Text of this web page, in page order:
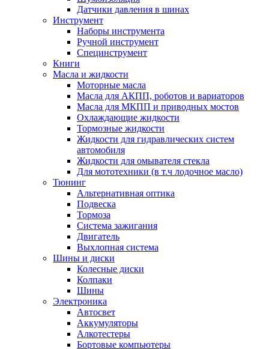
Датчики давления в шинах
Инструмент
Наборы инструмента
Ручной инструмент
Специнструмент
Книги
Масла и жидкости
Моторные масла
Масла для АКПП, роботов и вариаторов
Масла для МКПП и приводных мостов
Охлаждающие жидкости
Тормозные жидкости
Жидкости для гидравлических систем
автомобиля
Жидкости для омывателя стекла
Для мототехники (в т.ч лодочное масло)
Тюнинг
Альтернативная оптика
Подвеска
Тормоза
Система зажигания
Двигатель
Выхлопная система
Шины и диски
Колесные диски
Колпаки
Шины
Электроника
Автосвет
Аккумуляторы
Алкотестеры
Бортовые компьютеры